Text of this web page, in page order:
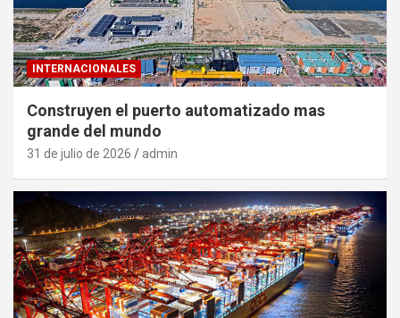
INTERNACIONALES
Construyen el puerto automatizado mas
grande del mundo
31 de julio de 2026 admin